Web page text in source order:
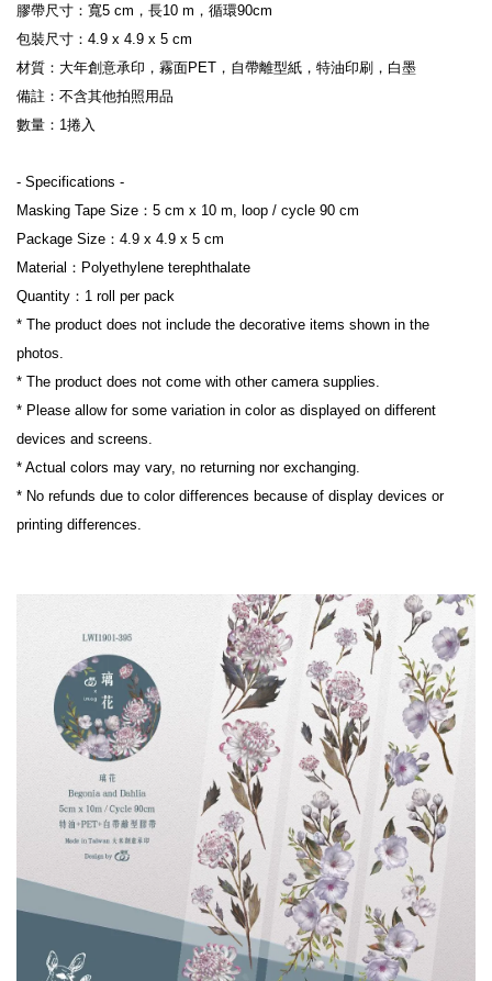
膠帶尺寸：寬5 cm，長10 m，循環90cm
包裝尺寸：4.9 x 4.9 x 5 cm
材質：大年創意承印，霧面PET，自帶離型紙，特油印刷，白墨
備註：不含其他拍照用品
數量：1捲入
- Specifications -
Masking Tape Size：5 cm x 10 m, loop / cycle 90 cm
Package Size：4.9 x 4.9 x 5 cm
Material：Polyethylene terephthalate
Quantity：1 roll per pack
* The product does not include the decorative items shown in the
photos.
* The product does not come with other camera supplies.
* Please allow for some variation in color as displayed on different
devices and screens.
* Actual colors may vary, no returning nor exchanging.
* No refunds due to color differences because of display devices or
printing differences.